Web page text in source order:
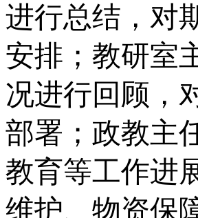
进行总结，对
安排；教研室
况进行回顾，
部署；政教主
教育等工作进
维护、物资保